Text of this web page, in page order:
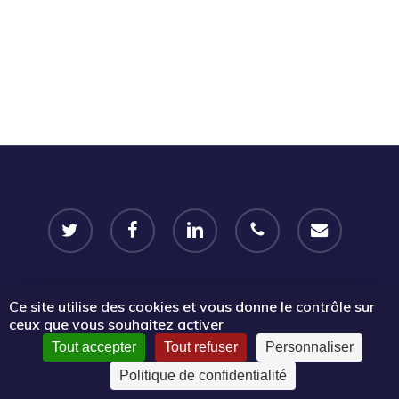
twitter facebook linkedin phone email
© 2026 Portail Emplois associatifs | Le Mouvement associatif
Sud PACA.
Ce site utilise des cookies et vous donne le contrôle sur
ceux que vous souhaitez activer
Tout accepter Tout refuser
Personnaliser
Politique de confidentialité